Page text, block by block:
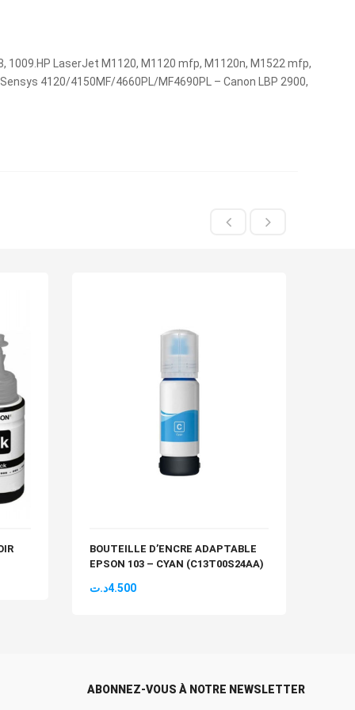
1009.HP LaserJet M1120, M1120 mfp, M1120n, M1522 mfp,
4120/4150MF/4660PL/MF4690PL – Canon LBP 2900,
BOUTEILLE D’ENCRE ADAPTABLE
EPSON 103 – CYAN (C13T00S24AA)
4.500د.ت
ABONNEZ-VOUS À NOTRE NEWSLETTER